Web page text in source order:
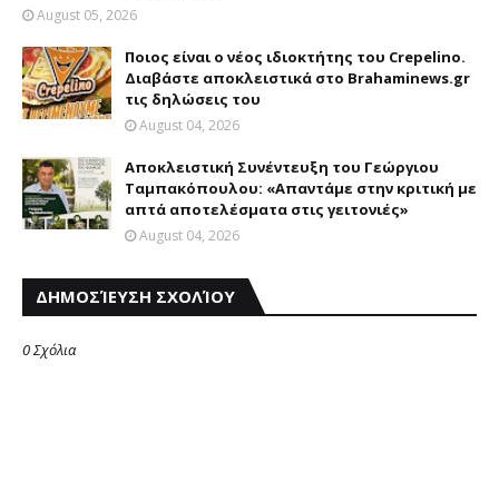
August 05, 2026
Ποιος είναι ο νέος ιδιοκτήτης του Crepelino.
Διαβάστε αποκλειστικά στο Brahaminews.gr
τις δηλώσεις του
August 04, 2026
Αποκλειστική Συνέντευξη του Γεώργιου
Ταμπακόπουλου: «Απαντάμε στην κριτική με
απτά αποτελέσματα στις γειτονιές»
August 04, 2026
ΔΗΜΟΣΊΕΥΣΗ ΣΧΟΛΊΟΥ
0 Σχόλια